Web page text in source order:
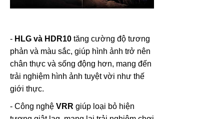
- HLG và HDR10 tăng cường độ tương
phản và màu sắc, giúp hình ảnh trở nên
chân thực và sống động hơn, mang đến
trải nghiệm hình ảnh tuyệt vời như thế
giới thực.
- Công nghệ VRR giúp loại bỏ hiện